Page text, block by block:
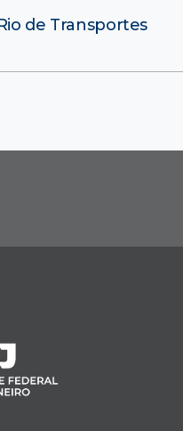
de Transportes